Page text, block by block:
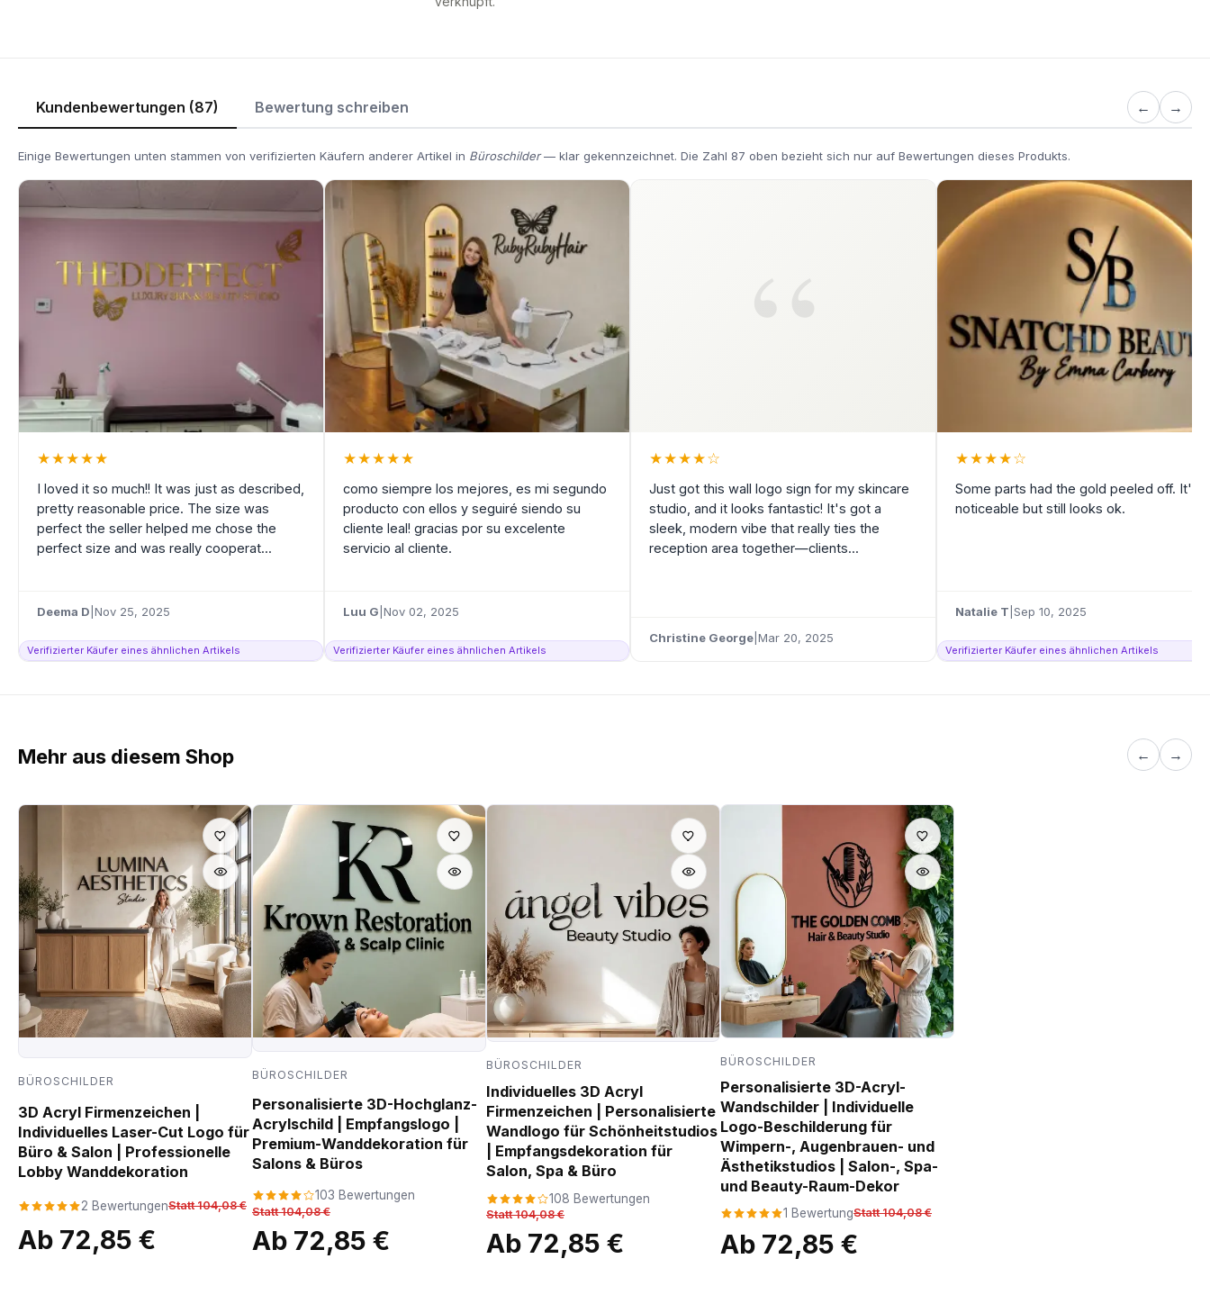
Kundenbewertungen (87) Bewertung schreiben ← →
Einige Bewertungen unten stammen von verifizierten Käufern anderer Artikel in Büroschilder— klar gekennzeichnet. Die Zahl 87 oben bezieht sich nur auf Bewertungen dieses Produkts.
★★★★★
I loved it so much!! It was just as described,
pretty reasonable price. The size was
perfect the seller helped me chose the
perfect size and was really cooperat...
Deema D Nov 25, 2025
Verifizierter Käufer eines ähnlichen Artikels
★★★★★
como siempre los mejores, es mi segundo
producto con ellos y seguiré siendo su
cliente leal! gracias por su excelente
servicio al cliente.
Luu G Nov 02, 2025
Verifizierter Käufer eines ähnlichen Artikels
★★★★☆
Just got this wall logo sign for my skincare
studio, and it looks fantastic! It's got a
sleek, modern vibe that really ties the
reception area together—clients...
Christine George Mar 20, 2025
★★★★☆
Some parts had the gold peeled off. It's
noticeable but still looks ok.
Natalie T Sep 10, 2025
Verifizierter Käufer eines ähnlichen Artikels
Mehr aus diesem Shop ← →
BÜROSCHILDER
3D Acryl Firmenzeichen |
Individuelles Laser-Cut Logo für
Büro & Salon | Professionelle
Lobby Wanddekoration
2 BewertungenStatt 104,08 €
Ab 72,85 €
BÜROSCHILDER
Personalisierte 3D-Hochglanz-
Acrylschild | Empfangslogo |
Premium-Wanddekoration für
Salons & Büros
103 Bewertungen
Statt 104,08 €
Ab 72,85 €
BÜROSCHILDER
Individuelles 3D Acryl
Firmenzeichen | Personalisierte
Wandlogo für Schönheitstudios
| Empfangsdekoration für
Salon, Spa & Büro
108 Bewertungen
Statt 104,08 €
Ab 72,85 €
BÜROSCHILDER
Personalisierte 3D-Acryl-
Wandschilder | Individuelle
Logo-Beschilderung für
Wimpern-, Augenbrauen- und
Ästhetikstudios | Salon-, Spa-
und Beauty-Raum-Dekor
1 BewertungStatt 104,08 €
Ab 72,85 €